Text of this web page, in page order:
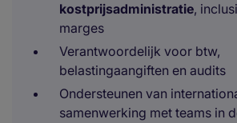
kostprijsadministratie,
marges
Verantwoordelijk voor btw,
belastingaangiften en audits
Ondersteunen van
samenwerking met teams in